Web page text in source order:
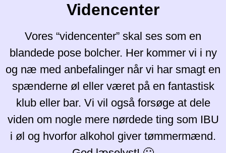
Videncenter
Vores “videncenter” skal ses som en
blandede pose bolcher. Her kommer vi i ny
og næ med anbefalinger når vi har smagt en
spænderne øl eller været på en fantastisk
klub eller bar. Vi vil også forsøge at dele
viden om nogle mere nørdede ting som IBU
i øl og hvorfor alkohol giver tømmermænd.